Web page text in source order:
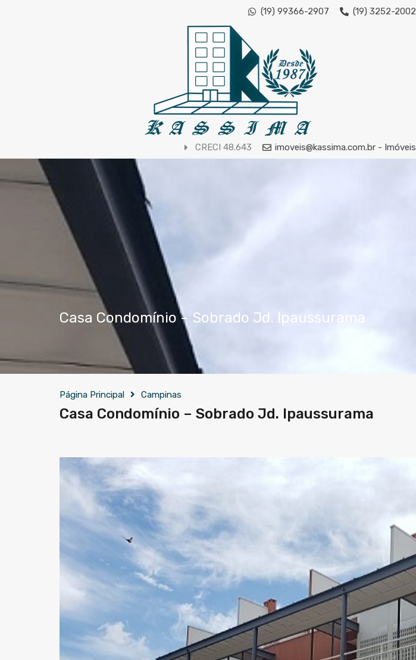
(19) 99366-2907 (19) 3252-2002
CRECI 48.643 imoveis@kassima.com.br - Imóveis
Casa Condomínio – Sobrado Jd. Ipaussurama
Página Principal Campinas
Casa Condomínio – Sobrado Jd. Ipaussurama